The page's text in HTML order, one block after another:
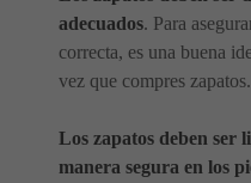
adecuados. Para
correcta, es una buena
vez que compres zapatos.
Los zapatos deben ser
manera segura en los